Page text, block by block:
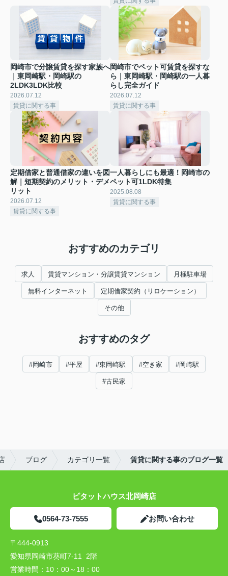
岡崎市で分譲賃貸を探す家族へ
｜東岡崎駅・岡崎駅の
2LDK3LDK比較
2026.07.12
賃貸に関する事
岡崎市でペット可賃貸を探すな
ら｜東岡崎駅・岡崎駅の一人暮
らし完全ガイド
2026.07.12
賃貸に関する事
定期借家と普通借家の違いを図
解｜短期契約のメリット・デメ
リット
2026.07.12
賃貸に関する事
一人暮らしにも最適！岡崎市の
ペット可1LDK特集
2025.08.08
賃貸に関する事
おすすめのカテゴリ
求人 賃貸マンション・分譲賃貸マンション 月極駐車場
無料インターネット 定期借家契約（リロケーション）
その他
おすすめのタグ
#岡崎市 #平屋 #東岡崎駅 #空き家 #岡崎駅
#古民家
ブログ カテゴリ一覧 賃貸に関する事のブログ一覧
ピタットハウス北岡崎店
0564-73-7555 お問い合わせ
〒444-0913
愛知県岡崎市葵町7-11 2階
営業時間： 10：00～18：00